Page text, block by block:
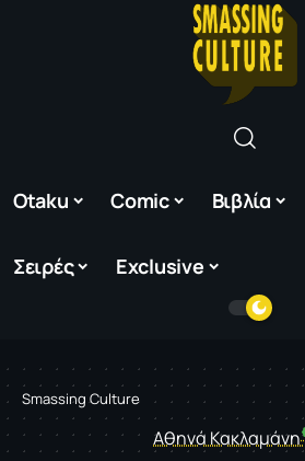
Otaku Comic Βιβλία
Σειρές Exclusive
Smassing Culture
Aθηνά Κακλαμάνη